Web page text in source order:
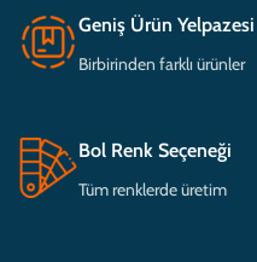
Geniş Ürün Yelpazesi
Birbirinden farklı ürünler
Bol Renk Seçeneği
Tüm renklerde üretim